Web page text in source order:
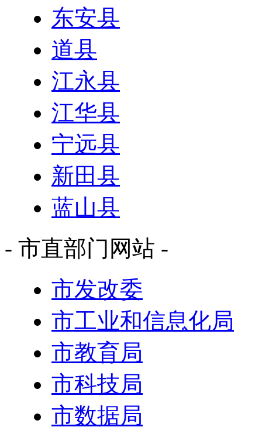
东安县
道县
江永县
江华县
宁远县
新田县
蓝山县
- 市直部门网站 -
市发改委
市工业和信息化局
市教育局
市科技局
市数据局